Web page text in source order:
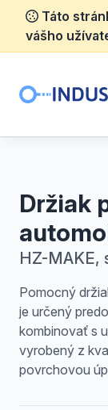
Táto
vášho
Držiak
HZ-MAKE,
Pomocný
je určený
kombinovať s
vyrobený z
povrchovou